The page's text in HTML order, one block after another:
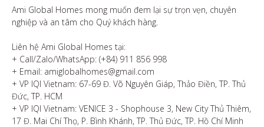
Ami Global Homes mong muốn đem lại sự trọn vẹn, chuyên
nghiệp và an tâm cho Quý khách hàng.
Liên hệ Ami Global Homes tại:
+ Call/Zalo/WhatsApp: (+84) 911 856 998
+ Email: amiglobalhomes@gmail.com
+ VP IQI Vietnam: 67-69 Đ. Võ Nguyên Giáp, Thảo Điền, TP. Thủ
Đức, TP. HCM
+ VP IQI Vietnam: VENICE 3 - Shophouse 3, New City Thủ Thiêm,
17 Đ. Mai Chí Thọ, P. Bình Khánh, TP. Thủ Đức, TP. Hồ Chí Minh